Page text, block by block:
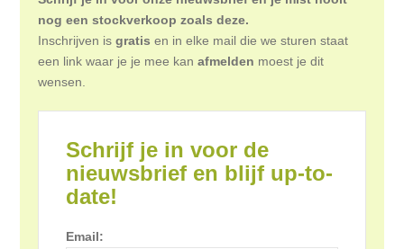
nog een stockverkoop zoals deze.
Inschrijven isgratis en in elke mail die we sturen staat
een link waar je je mee kanafmelden moest je dit
wensen.
Schrijf je in voor de
nieuwsbrief en blijf up-to-
date!
Email: